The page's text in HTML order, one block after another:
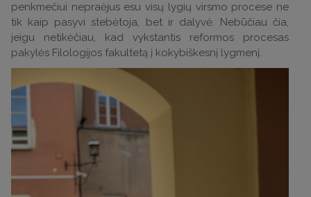
penkmečiui nepraėjus esu visų lygių virsmo procese ne
tik kaip pasyvi stebėtoja, bet ir dalyvė. Nebūčiau čia,
jeigu netikėčiau, kad vykstantis reformos procesas
pakylės Filologijos fakultetą į kokybiškesnį lygmenį.